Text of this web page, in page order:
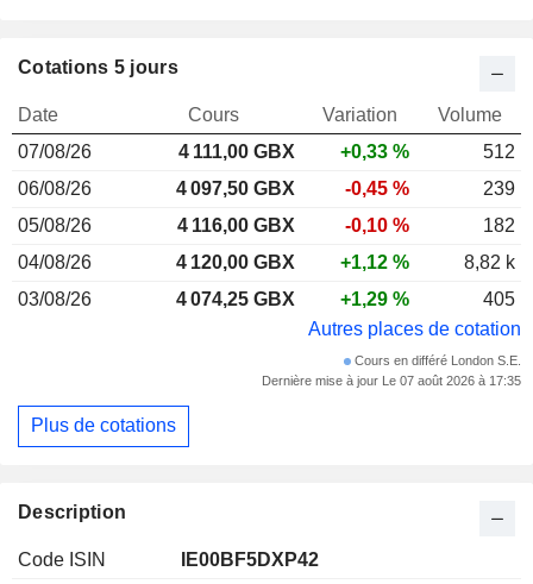
Cotations 5 jours
Date Cours Variation
Volume
07/08/26
4 111,00 GBX +0,33 %
512
06/08/26
4 097,50 GBX -0,45 %
239
05/08/26
4 116,00 GBX -0,10 %
182
04/08/26
4 120,00 GBX +1,12 %
8,82 k
03/08/26
4 074,25 GBX +1,29 %
405
Autres places de cotation
Cours en différé London S.E.
Dernière mise à jour Le 07 août 2026 à 17:35
Plus de cotations
Description
Code ISIN
IE00BF5DXP42